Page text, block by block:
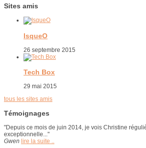
Sites amis
IsqueO
26 septembre 2015
Tech Box
29 mai 2015
tous les sites amis
Témoignages
"Depuis ce mois de juin 2014, je vois Christine
exceptionnelle..."
Gwen lire la suite ..